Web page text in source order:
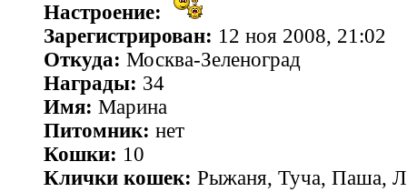
Настроение:
Зарегистрирован: 12 ноя 2008, 21:02
Откуда: Москва-Зеленоград
Награды: 34
Имя: Марина
Питомник: нет
Кошки: 10
Клички кошек: Рыжаня, Туча, Паша,